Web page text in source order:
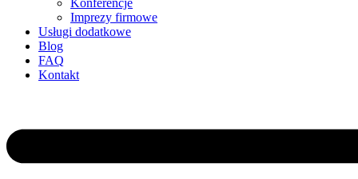
Konferencje
Imprezy firmowe
Usługi dodatkowe
Blog
FAQ
Kontakt